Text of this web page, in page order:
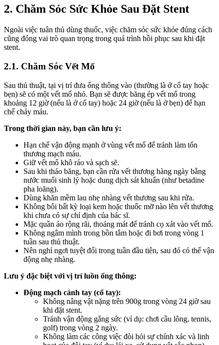
2. Chăm Sóc Sức Khỏe Sau Đặt Stent
Ngoài việc tuân thủ dùng thuốc, việc chăm sóc sức khỏe đúng cách
cũng đóng vai trò quan trọng trong quá trình hồi phục sau khi đặt
stent.
2.1. Chăm Sóc Vết Mổ
Sau thủ thuật, tại vị trí đưa ống thông vào (thường là ở cổ tay hoặc
bẹn) sẽ có một vết mổ nhỏ. Bạn sẽ được băng ép vết mổ trong
khoảng 12 giờ (nếu là ở cổ tay) hoặc 24 giờ (nếu là ở bẹn) để hạn
chế chảy máu.
Trong thời gian này, bạn cần lưu ý:
Hạn chế vận động mạnh ở vùng vết mổ để tránh làm tổn
thương mạch máu.
Giữ vết mổ khô ráo và sạch sẽ.
Sau khi tháo băng, bạn cần rửa vết thương hàng ngày bằng
nước muối sinh lý hoặc dung dịch sát khuẩn (như betadine
pha loãng).
Dùng khăn mềm lau nhẹ nhàng vết thương sau khi rửa.
Không bôi bất kỳ loại kem hoặc thuốc mỡ nào lên vết thương
khi chưa có sự chỉ định của bác sĩ.
Mặc quần áo rộng rãi, thoáng mát để tránh cọ xát vào vết mổ.
Không ngâm mình trong bồn tắm hoặc đi bơi trong vòng 1
tuần sau thủ thuật.
Nên nghỉ ngơi tuyệt đối trong tuần đầu tiên, sau đó có thể vận
động nhẹ nhàng.
Lưu ý đặc biệt với vị trí luồn ống thông:
Động mạch cánh tay (cổ tay):
Không nâng vật nặng trên 900g trong vòng 24 giờ sau
khi đặt stent.
Tránh vận động gắng sức (ví dụ: chơi cầu lông, tennis,
golf) trong vòng 2 ngày.
Không làm các công việc đòi hỏi sự chính xác và linh